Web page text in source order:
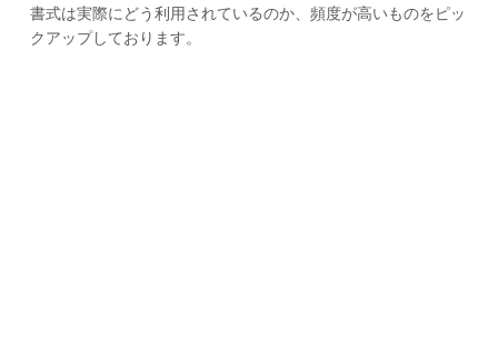
書式は実際にどう利用されているのか、頻度が高いものをピッ
クアップしております。